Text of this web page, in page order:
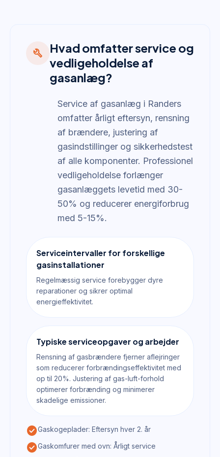
build
Hvad omfatter service og
vedligeholdelse af
gasanlæg?
Service af gasanlæg i Randers
omfatter årligt eftersyn, rensning
af brændere, justering af
gasindstillinger og sikkerhedstest
af alle komponenter. Professionel
vedligeholdelse forlænger
gasanlæggets levetid med 30-
50% og reducerer energiforbrug
med 5-15%.
Serviceintervaller for forskellige
gasinstallationer
Regelmæssig service forebygger dyre
reparationer og sikrer optimal
energieffektivitet.
Typiske serviceopgaver og arbejder
Rensning af gasbrændere fjerner aflejringer
som reducerer forbrændingseffektivitet med
op til 20%. Justering af gas-luft-forhold
optimerer forbrænding og minimerer
skadelige emissioner.
check_circleGaskogeplader: Eftersyn hver 2. år
check_circleGaskomfurer med ovn: Årligt service